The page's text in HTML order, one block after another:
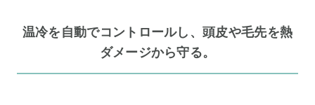
温冷を自動でコントロールし、頭皮や毛先を熱
ダメージから守る。